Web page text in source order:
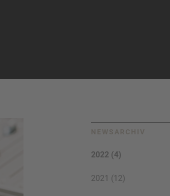
NEWSARCHIV
2022 (4)
2021 (12)